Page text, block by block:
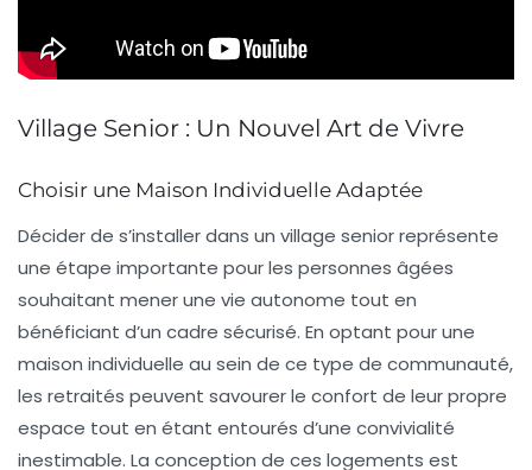
Village Senior : Un Nouvel Art de Vivre
Choisir une Maison Individuelle Adaptée
Décider de s’installer dans un village seniorreprésente
une étape importante pour les personnes âgées
souhaitant mener une vie autonome tout en
bénéficiant d’un cadre sécurisé. En optant pour une
maison individuelle au sein de ce type de communauté,
les retraités peuvent savourer le confort de leur propre
espace tout en étant entourés d’une convivialité
inestimable. La conception de ces logements est